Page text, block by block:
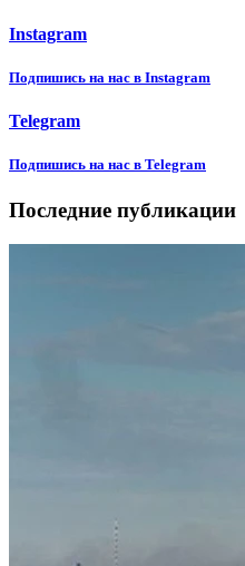
Instagram
Подпишиcь на нас в Instagram
Telegram
Подпишиcь на нас в Telegram
Последние публикации